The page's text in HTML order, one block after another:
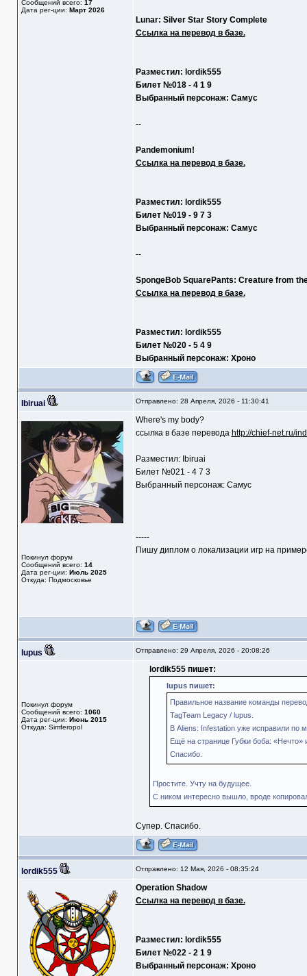
Сообщений всего: 17
Дата рег-ции: Март 2026
Lunar: Silver Star Story Complete
Ссылка на перевод в базе.
Разместил: lordik555
Билет №018 - 4 1 9
Выбранный персонаж: Самус
--
Pandemonium!
Ссылка на перевод в базе.
Разместил: lordik555
Билет №019 - 9 7 3
Выбранный персонаж: Самус
--
SpongeBob SquarePants: Creature from
Ссылка на перевод в базе.
Разместил: lordik555
Билет №020 - 5 4 9
Выбранный персонаж: Хроно
Ibiruai Отправлено: 28 Апреля, 2026 - 11:30:41
Покинул форум
Сообщений всего: 14
Дата рег-ции: Июль 2025
Откуда: Подмосковье
Where's my body?
ссылка в базе перевода http://chief-net.ru/
Разместил: Ibiruai
Билет №021 - 4 7 3
Выбранный персонаж: Самус
-----
Пишу диплом о локализации игр на
lupus Отправлено: 29 Апреля, 2026 - 20:08:26
Покинул форум
Сообщений всего: 1060
Дата рег-ции: Июнь 2015
Откуда: Simferopol
lordik555 пишет:
lupus пишет:
Правильное название команды
TagTeam Legacy / lupus.
В Aliens: Infestation уже исправили по
Ещё на странице Губки боба: «Нечто»
Спасибо.
Простите. Учту на будущее.
С ником интересно вышло, вроде
Супер. Спасибо.
lordik555 Отправлено: 12 Мая, 2026 - 08:35:24
Operation Shadow
Ссылка на перевод в базе.
Разместил: lordik555
Билет №022 - 2 1 9
Выбранный персонаж: Хроно